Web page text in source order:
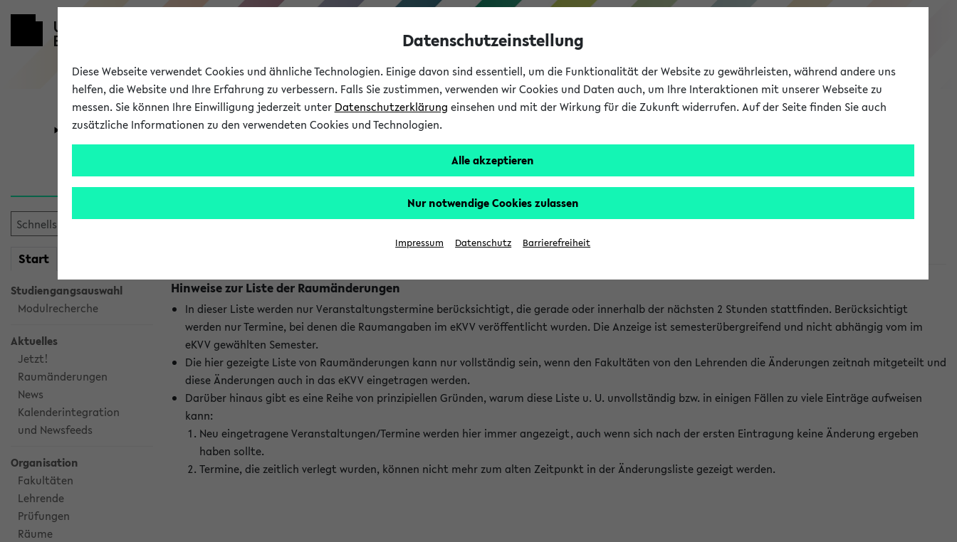
eKVV
Universität Forschung Studium
Start
Studiengangsauswahl
Modulrecherche
Aktuelles
Jetzt!
Raumänderungen
News
Kalenderintegration
und Newsfeeds
Organisation
Fakultäten
Lehrende
Prüfungen
Räume
Raumänderungen
Hinweise zur Liste der Raumänderungen
In dieser Liste werden nur Veranstaltungstermine berücksichtigt, die gerade oder innerhalb der nächsten 2 Stunden stattfinden. Berücksichtigt
werden nur Termine, bei denen die Raumangaben im eKVV veröffentlicht wurden. Die Anzeige ist semesterübergreifend und nicht abhängig vom im
eKVV gewählten Semester.
Die hier gezeigte Liste von Raumänderungen kann nur vollständig sein, wenn den Fakultäten von den Lehrenden die Änderungen zeitnah mitgeteilt und
diese Änderungen auch in das eKVV eingetragen werden.
Darüber hinaus gibt es eine Reihe von prinzipiellen Gründen, warum diese Liste u. U. unvollständig bzw. in einigen Fällen zu viele Einträge aufweisen
kann:
Neu eingetragene Veranstaltungen/Termine werden hier immer angezeigt, auch wenn sich nach der ersten Eintragung keine Änderung ergeben
haben sollte.
Termine, die zeitlich verlegt wurden, können nicht mehr zum alten Zeitpunkt in der Änderungsliste gezeigt werden.
Datenschutzeinstellung
Diese Webseite verwendet Cookies und ähnliche Technologien. Einige davon sind essentiell, um die Funktionalität der Website zu gewährleisten, während andere uns
helfen, die Website und Ihre Erfahrung zu verbessern. Falls Sie zustimmen, verwenden wir Cookies und Daten auch, um Ihre Interaktionen mit unserer Webseite zu
messen. Sie können Ihre Einwilligung jederzeit unter Datenschutzerklärung einsehen und mit der Wirkung für die Zukunft widerrufen. Auf der Seite finden Sie auch
zusätzliche Informationen zu den verwendeten Cookies und Technologien.
Alle akzeptieren
Nur notwendige Cookies zulassen
Impressum Datenschutz Barrierefreiheit